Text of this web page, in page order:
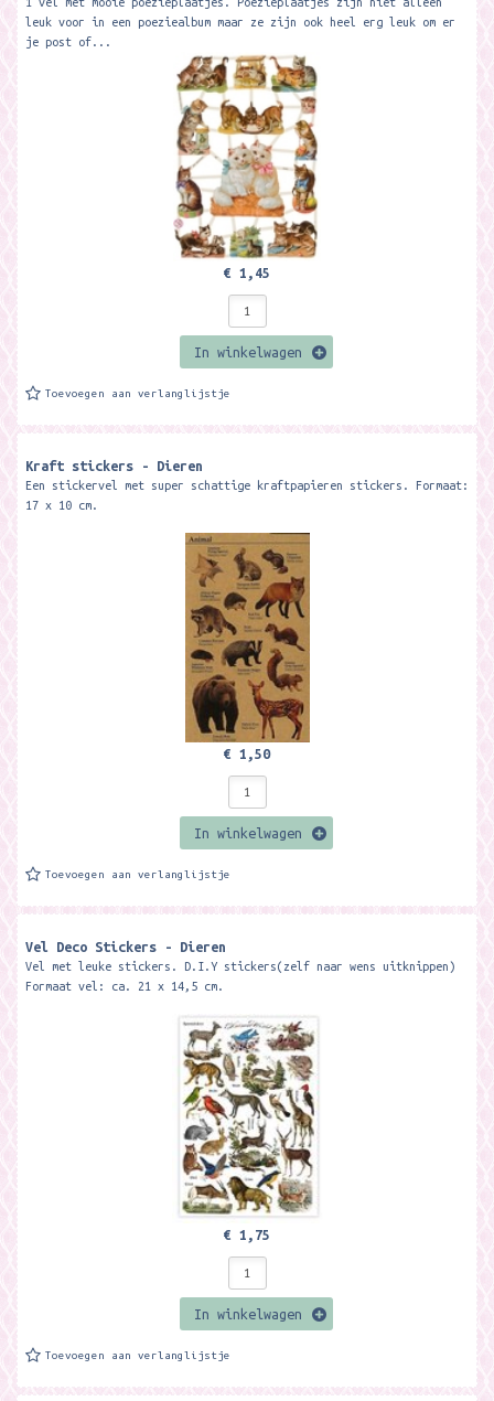
leuk voor in een poeziealbum maar ze zijn ook heel erg leuk om er
je post of...
€ 1,45
In winkelwagen
Toevoegen aan verlanglijstje
Kraft stickers - Dieren
Een stickervel met super schattige kraftpapieren stickers. Formaat:
17 x 10 cm.
€ 1,50
In winkelwagen
Toevoegen aan verlanglijstje
Vel Deco Stickers - Dieren
Vel met leuke stickers. D.I.Y stickers(zelf naar wens uitknippen)
Formaat vel: ca. 21 x 14,5 cm.
€ 1,75
In winkelwagen
Toevoegen aan verlanglijstje